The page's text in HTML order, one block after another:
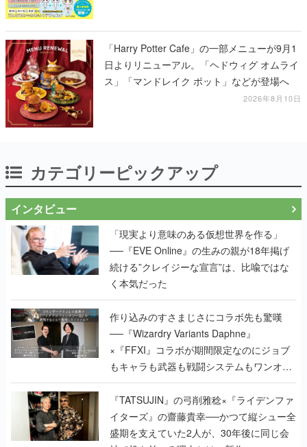
「Harry Potter Cafe」の一部メニューが9月1
日よりリニューアル。「ヘドウィグ オムライ
ス」「マンドレイク ポット」などが登場へ
2026年8月10日
カテゴリーピックアップ
インタビュー
「現実より意味のある仮想世界を作る」
──『EVE Online』の生みの親が18年掲げ
続ける”クレイジーな宣言”は、比喩ではな
く本気だった
作り込みのすさまじさにコラボ先も驚嘆
──『Wizardry Variants Daphne』
×『FFXI』コラボが期間限定なのにジョブ
もキャラも武器も戦闘システムもワンオフ
で作り込まれた理由を両ディレクターに聞
く
『TATSUJIN』の弓削雅稔×『ライデンファ
イターズ』の齋藤貴幸──かつて縦シュー全
盛期を支えていた2人が、30年後に同じ会